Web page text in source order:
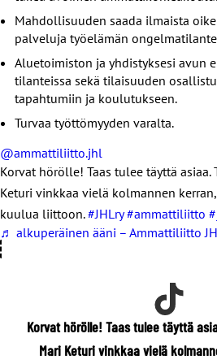
Mahdollisuuden saada ilmaista
palveluja työelämän
Aluetoimiston ja yhdistyksesi avun
tilanteissa sekä tilaisuuden
tapahtumiin ja koulutukseen.
Turvaa työttömyyden varalta.
@ammattiliitto.jhl
Korvat hörölle! Taas tulee täyttä
Keturi vinkkaa vielä kolmannen
kuulua liittoon.#JHLry #ammattiliitto
♬ alkuperäinen ääni – Ammattiliitto
Korvat hörölle! Taas tulee täyttä
Mari Keturi vinkkaa vielä